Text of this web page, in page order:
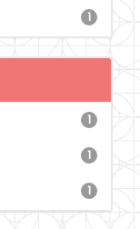
1
1
1
1